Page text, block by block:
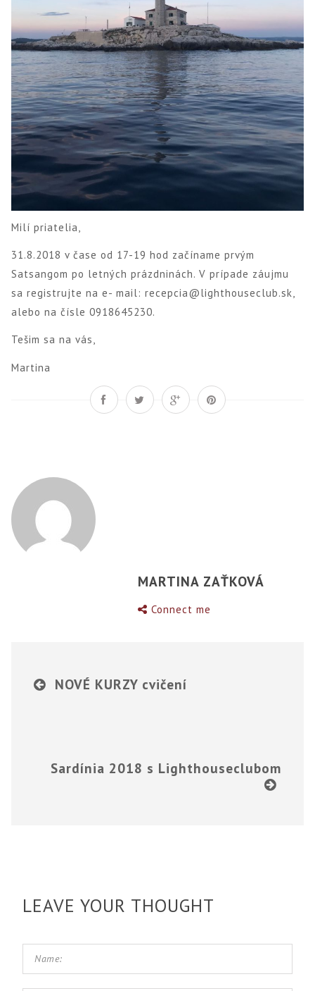
Milí priatelia,
31.8.2018 v čase od 17-19 hod začíname prvým
Satsangom po letných prázdninách. V prípade záujmu
sa registrujte na e- mail: recepcia@lighthouseclub.sk,
alebo na čísle 0918645230.
Tešim sa na vás,
Martina
MARTINA ZAŤKOVÁ
Connect me
NOVÉ KURZY cvičení
Sardínia 2018 s Lighthouseclubom
LEAVE YOUR THOUGHT